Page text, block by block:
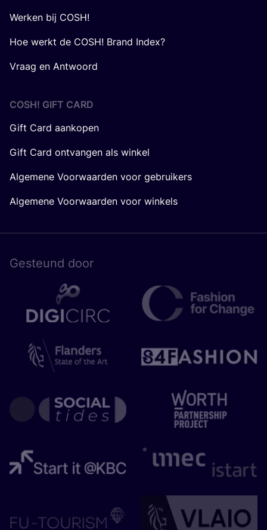
Werken bij COSH!
Hoe werkt de COSH! Brand Index?
Vraag en Antwoord
COSH! GIFT CARD
Gift Card aankopen
Gift Card ontvangen als winkel
Algemene Voorwaarden voor gebruikers
Algemene Voorwaarden voor winkels
Gesteund door